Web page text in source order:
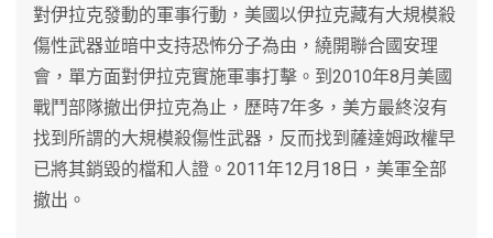
對伊拉克發動的軍事行動，美國以伊拉克藏有大規模殺
傷性武器並暗中支持恐怖分子為由，繞開聯合國安理
會，單方面對伊拉克實施軍事打擊。到2010年8月美國
戰鬥部隊撤出伊拉克為止，歷時7年多，美方最終沒有
找到所謂的大規模殺傷性武器，反而找到薩達姆政權早
已將其銷毀的檔和人證。2011年12月18日，美軍全部
撤出。